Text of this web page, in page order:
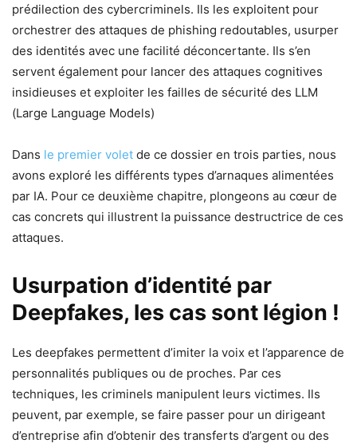
prédilection des cybercriminels. Ils les exploitent pour
orchestrer des attaques de phishing redoutables, usurper
des identités avec une facilité déconcertante. Ils s’en
servent également pour lancer des attaques cognitives
insidieuses et exploiter les failles de sécurité des LLM
(Large Language Models)
Dans le premier volet de ce dossier en trois parties, nous
avons exploré les différents types d’arnaques alimentées
par IA. Pour ce deuxième chapitre, plongeons au cœur de
cas concrets qui illustrent la puissance destructrice de ces
attaques.
Usurpation d’identité par
Deepfakes, les cas sont légion !
Les deepfakes permettent d’imiter la voix et l’apparence de
personnalités publiques ou de proches. Par ces
techniques, les criminels manipulent leurs victimes. Ils
peuvent, par exemple, se faire passer pour un dirigeant
d’entreprise afin d’obtenir des transferts d’argent ou des